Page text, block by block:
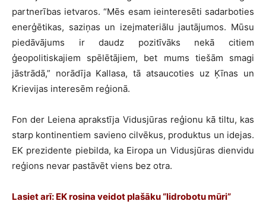
partnerības ietvaros. “Mēs esam ieinteresēti sadarboties
enerģētikas, saziņas un izejmateriālu jautājumos. Mūsu
piedāvājums ir daudz pozitīvāks nekā citiem
ģeopolitiskajiem spēlētājiem, bet mums tiešām smagi
jāstrādā,” norādīja Kallasa, tā atsaucoties uz Ķīnas un
Krievijas interesēm reģionā.
Fon der Leiena aprakstīja Vidusjūras reģionu kā tiltu, kas
starp kontinentiem savieno cilvēkus, produktus un idejas.
EK prezidente piebilda, ka Eiropa un Vidusjūras dienvidu
reģions nevar pastāvēt viens bez otra.
Lasiet arī: EK rosina veidot plašāku “lidrobotu mūri”